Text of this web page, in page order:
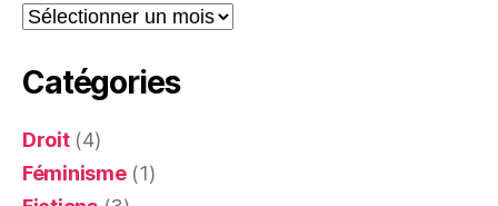
Archives
Catégories
Droit(4)
Féminisme(1)